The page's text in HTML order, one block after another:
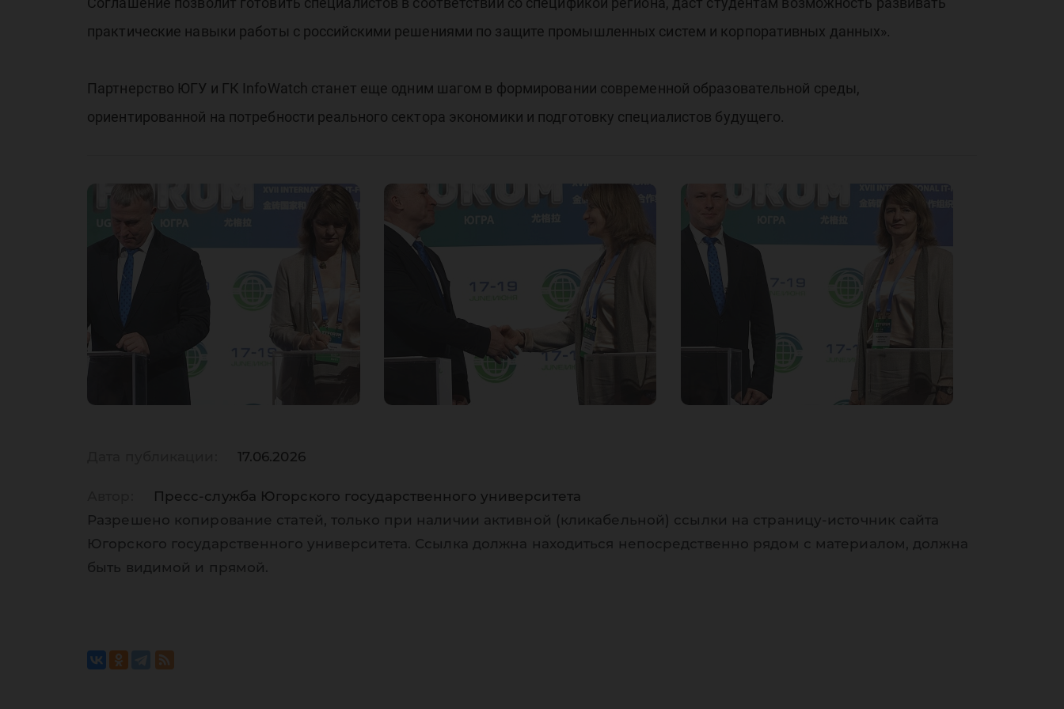
практические навыки работы с российскими решениями по защите промышленных систем и корпоративных данных».
Партнерство ЮГУ и ГК InfoWatch станет еще одним шагом в формировании современной образовательной среды,
ориентированной на потребности реального сектора экономики и подготовку специалистов будущего.
17.06.2026
Пресс-служба Югорского государственного университета
Разрешено копирование статей, только при наличии активной (кликабельной) ссылки на страницу-источник сайта
Югорского государственного университета. Ссылка должна находиться непосредственно рядом с материалом, должна
быть видимой и прямой.